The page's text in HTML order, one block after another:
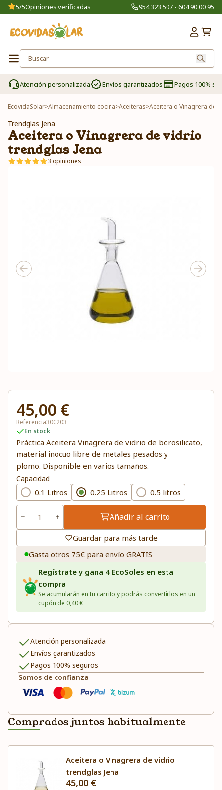
5/5Opiniones verificadas 954 323 507 - 604 90 00 95
Atención personalizada Envíos garantizados Pagos 100%
EcovidaSolar>Almacenamiento cocina>Aceiteras>Aceitera o Vinagrera de
Trendglas Jena
Aceitera o Vinagrera de vidrio
trendglas Jena
3 opiniones
45,00 €
Referencia300203
En stock
Práctica Aceitera Vinagrera de vidrio de borosilicato,
material inocuo libre de metales pesados y
plomo. Disponible en varios tamaños.
Capacidad
0.1 Litros 0.25 Litros 0.5 litros
Añadir al carrito
Guardar para más tarde
Gasta otros 75€ para envío GRATIS
Regístrate y gana 4 EcoSoles en esta
compra
Se acumularán en tu carrito y podrás convertirlos en un
cupón de 0,40 €
Atención personalizada
Envíos garantizados
Pagos 100% seguros
Somos de confianza
Comprados juntos habitualmente
Aceitera o Vinagrera de vidrio
trendglas Jena
45,00 €